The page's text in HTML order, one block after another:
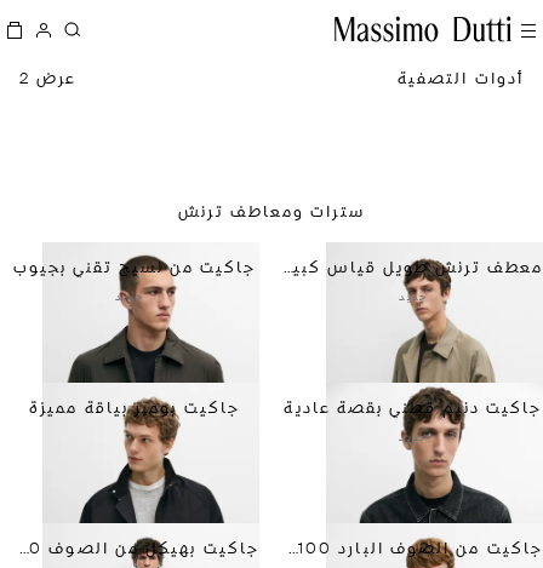
أدوات التصفية عرض 2
سترات ومعاطف ترنش
معطف ترنش طويل قياس كبير من القطن 100%
جديد
جاكيت من نسيج تقني بجيوب
جديد
جاكيت دنيم قطني بقصة عادية
جديد
جاكيت بومبر بياقة مميزة
جاكيت من الصوف البارد 100% بتصميم متكامل جاكيت بهيكل من الصوف 100%